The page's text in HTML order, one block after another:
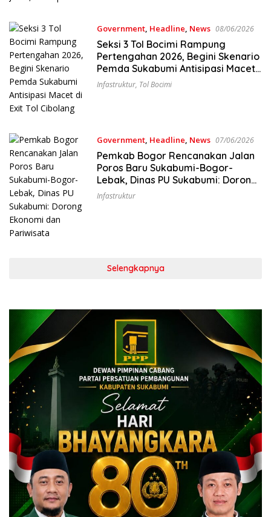
Government, Headline, News 08/06/2026
Seksi 3 Tol Bocimi Rampung
Pertengahan 2026, Begini Skenario
Pemda Sukabumi Antisipasi Macet
di Exit Tol Cibolang
Infastruktur, Tol Bocimi
Government, Headline, News 07/06/2026
Pemkab Bogor Rencanakan Jalan
Poros Baru Sukabumi-Bogor-
Lebak, Dinas PU Sukabumi: Dorong
Ekonomi dan Pariwisata
Infastruktur
Selengkapnya